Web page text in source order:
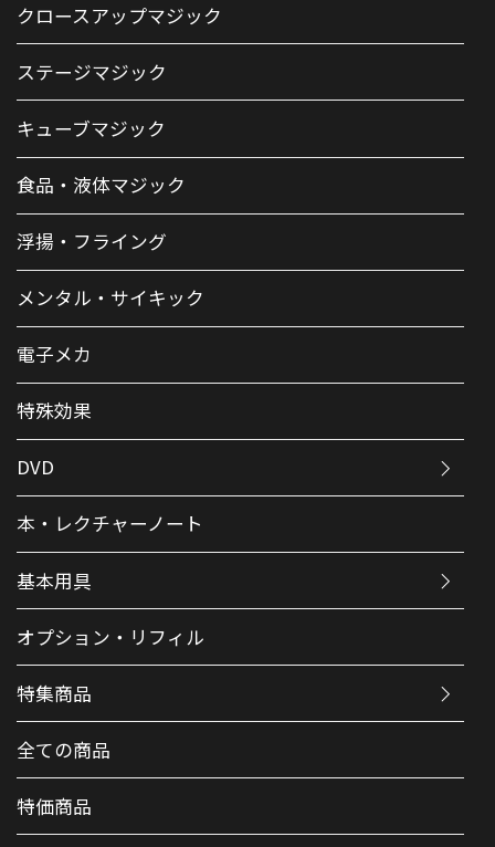
クロースアップマジック
ステージマジック
キューブマジック
食品・液体マジック
浮揚・フライング
メンタル・サイキック
電子メカ
特殊効果
DVD
本・レクチャーノート
基本用具
オプション・リフィル
特集商品
全ての商品
特価商品